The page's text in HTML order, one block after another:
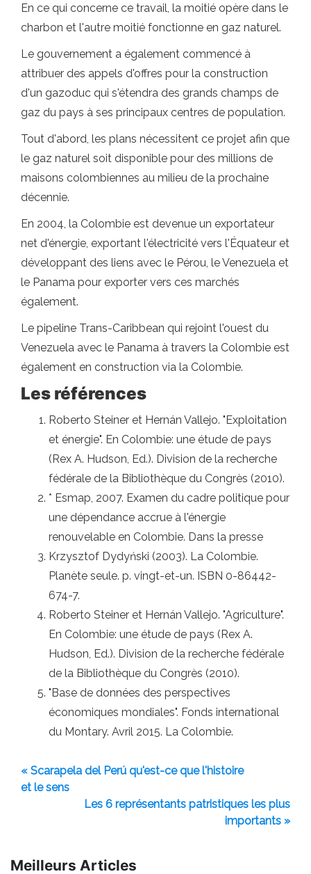
En ce qui concerne ce travail, la moitié opère dans le
charbon et l'autre moitié fonctionne en gaz naturel.
Le gouvernement a également commencé à
attribuer des appels d'offres pour la construction
d'un gazoduc qui s'étendra des grands champs de
gaz du pays à ses principaux centres de population.
Tout d'abord, les plans nécessitent ce projet afin que
le gaz naturel soit disponible pour des millions de
maisons colombiennes au milieu de la prochaine
décennie.
En 2004, la Colombie est devenue un exportateur
net d'énergie, exportant l'électricité vers l'Équateur et
développant des liens avec le Pérou, le Venezuela et
le Panama pour exporter vers ces marchés
également.
Le pipeline Trans-Caribbean qui rejoint l'ouest du
Venezuela avec le Panama à travers la Colombie est
également en construction via la Colombie.
Les références
Roberto Steiner et Hernán Vallejo. "Exploitation
et énergie". En Colombie: une étude de pays
(Rex A. Hudson, Ed.). Division de la recherche
fédérale de la Bibliothèque du Congrès (2010).
* Esmap, 2007. Examen du cadre politique pour
une dépendance accrue à l'énergie
renouvelable en Colombie. Dans la presse
Krzysztof Dydyński (2003). La Colombie.
Planète seule. p. vingt-et-un. ISBN 0-86442-
674-7.
Roberto Steiner et Hernán Vallejo. "Agriculture".
En Colombie: une étude de pays (Rex A.
Hudson, Ed.). Division de la recherche fédérale
de la Bibliothèque du Congrès (2010).
"Base de données des perspectives
économiques mondiales". Fonds international
du Montary. Avril 2015. La Colombie.
« Scarapela del Perú qu'est-ce que l'histoire
et le sens
Les 6 représentants patristiques les plus
importants »
Meilleurs Articles